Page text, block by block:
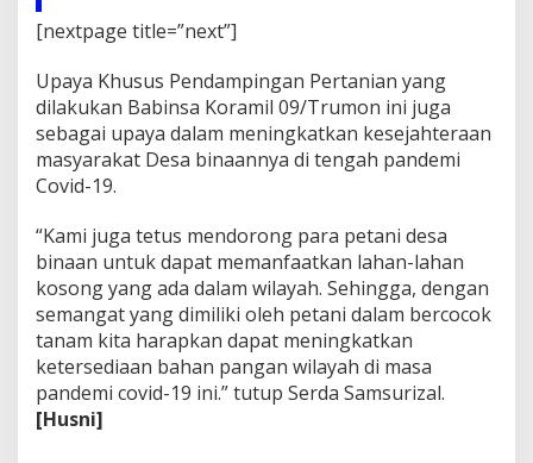
l
9
/
T
r
u
B
a
n
t
P
e
t
[nextpage title=”next”]
Upaya Khusus Pendampingan Pertanian yang
dilakukan Babinsa Koramil 09/Trumon ini juga
sebagai upaya dalam meningkatkan kesejahteraan
masyarakat Desa binaannya di tengah pandemi
Covid-19.
“Kami juga tetus mendorong para petani desa
binaan untuk dapat memanfaatkan lahan-lahan
kosong yang ada dalam wilayah. Sehingga, dengan
semangat yang dimiliki oleh petani dalam bercocok
tanam kita harapkan dapat meningkatkan
ketersediaan bahan pangan wilayah di masa
pandemi covid-19 ini.” tutup Serda Samsurizal.
[Husni]